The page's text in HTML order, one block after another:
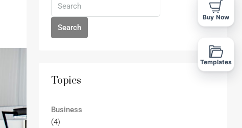
Search
Topics
Business
(4)
Buy Now
Templates